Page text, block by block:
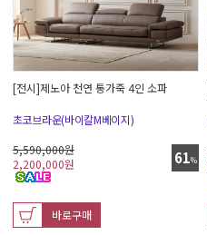
[전시]제노아 천연 통가죽 4인 소파
초코브라운(바이칼M베이지)
61%
5,590,000원
2,200,000원
바로구매